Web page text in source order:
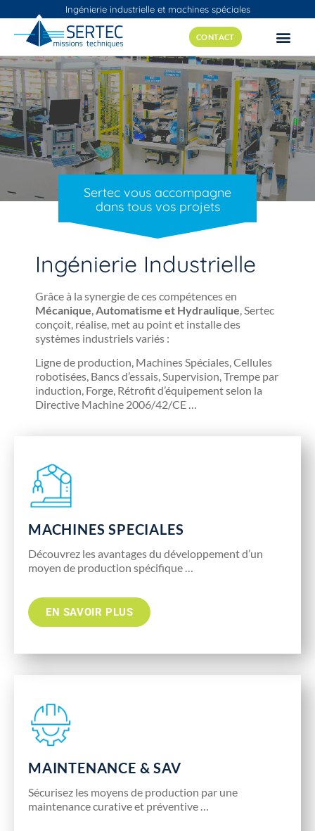
Ingénierie industrielle et machines spéciales
CONTACT
Sertec vous accompagne
dans tous vos projets
Ingénierie Industrielle
Grâce à la synergie de ces compétences en
Mécanique,Automatisme et Hydraulique, Sertec
conçoit, réalise, met au point et installe des
systèmes industriels variés :
Ligne de production, Machines Spéciales, Cellules
robotisées, Bancs d’essais, Supervision, Trempe par
induction, Forge, Rétrofit d’équipement selon la
Directive Machine 2006/42/CE …
MACHINES SPECIALES
Découvrez les avantages du développement d’un
moyen de production spécifique …
EN SAVOIR PLUS
MAINTENANCE & SAV
Sécurisez les moyens de production par une
maintenance curative et préventive …